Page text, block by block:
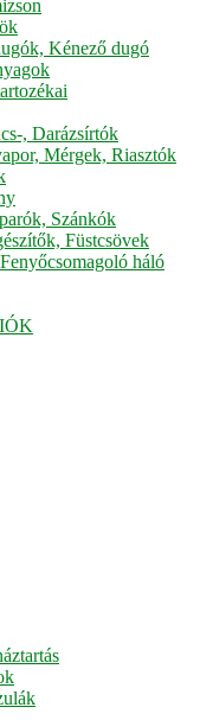
Kénező dugó
, Darázsírtók
Mérgek, Riasztók
Szánkók
Füstcsövek
háló